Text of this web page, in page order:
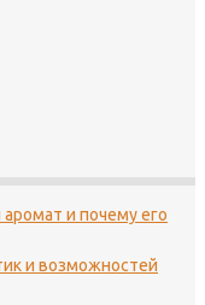
и почему его
и возможностей